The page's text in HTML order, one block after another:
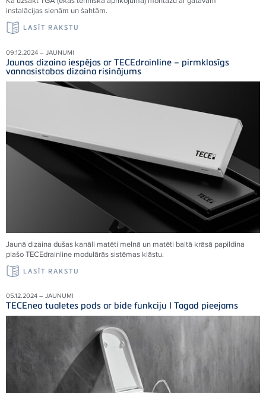
instalācijas sienām un šahtām.
LASĪT RAKSTU
09.12.2024 – JAUNUMI
Jaunas dizaina iespējas ar TECEdrainline – pirmklasīgs
vannasistabas dizaina risinājums
Jaunā dizaina dušas kanāli matēti melnā un matēti baltā krāsā papildina
plašo TECEdrainline modulārās sistēmas klāstu.
LASĪT RAKSTU
05.12.2024 – JAUNUMI
TECEneo tualetes pods ar bide funkciju I Tagad pieejams